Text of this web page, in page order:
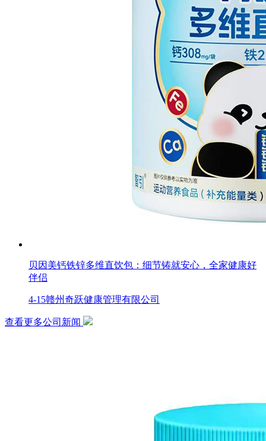
贝因美钙铁锌多维直饮包：细节铸就安心，全家健康好
伴侣
4-15赣州奇跃健康管理有限公司
查看更多公司新闻